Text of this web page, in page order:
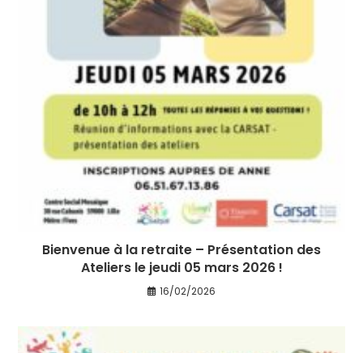
Bienvenue à la retraite – Présentation des
Ateliers le jeudi 05 mars 2026 !
16/02/2026